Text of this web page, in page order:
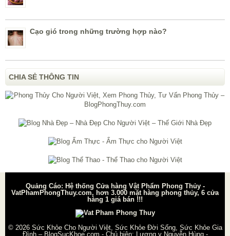
Cạo gió trong những trường hợp nào?
CHIA SẺ THÔNG TIN
Quảng Cáo: Hệ thống Cửa hàng Vật Phẩm Phong Thủy -
VatPhamPhongThuy.com, hơn 3.000 mặt hàng phong thủy, 6 cửa
hàng 1 giá bán !!!
© 2026 Sức Khỏe Cho Người Việt, Sức Khỏe Đời Sống, Sức Khỏe Gia
Đình – BlogSucKhoe.com - Chủ biên: Lương y Nguyễn Hùng-